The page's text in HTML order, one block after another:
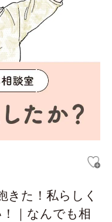
きた！私らしく
｜なんでも相